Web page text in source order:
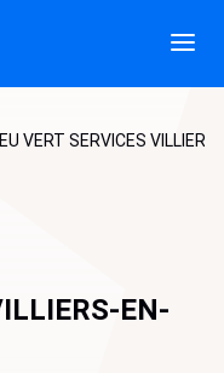
VERT SERVICES
EN-